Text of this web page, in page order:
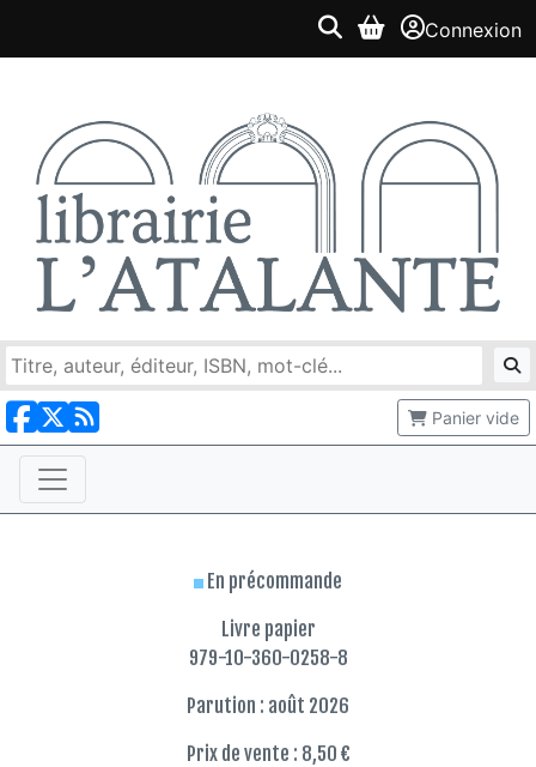
Connexion
Panier vide
En précommande
Livre papier
979-10-360-0258-8
Parution : août 2026
Prix de vente : 8,50 €